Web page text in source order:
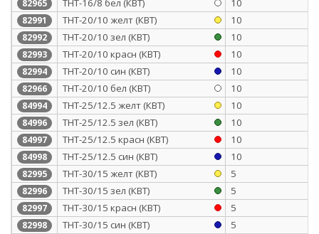
82965 ТНТ-16/8 бел (КВТ) 10
82991 ТНТ-20/10 желт (КВТ) 10
82992 ТНТ-20/10 зел (КВТ) 10
82993 ТНТ-20/10 красн (КВТ) 10
82994 ТНТ-20/10 син (КВТ) 10
82966 ТНТ-20/10 бел (КВТ) 10
84994 ТНТ-25/12.5 желт (КВТ) 10
84996 ТНТ-25/12.5 зел (КВТ) 10
84997 ТНТ-25/12.5 красн (КВТ) 10
84998 ТНТ-25/12.5 син (КВТ) 10
82995 ТНТ-30/15 желт (КВТ) 5
82996 ТНТ-30/15 зел (КВТ) 5
82997 ТНТ-30/15 красн (КВТ) 5
82998 ТНТ-30/15 син (КВТ) 5